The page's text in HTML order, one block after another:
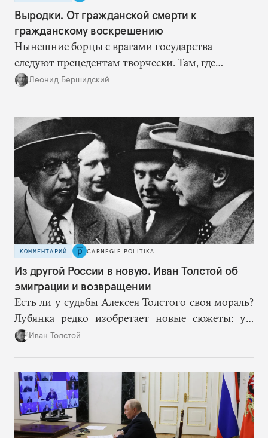
Выродки. От гражданской смерти к
гражданскому воскрешению
Нынешние борцы с врагами государства
следуют прецедентам творчески. Там, где
нацисты торопились в революционном угаре,
сериям ограничений и перекрывая вскрывшиеся
в процессе лазейки.
Леонид Бершидский
КОММЕНТАРИЙ CARNEGIE POLITIKA
Из другой России в новую. Иван Толстой об
эмиграции и возвращении
Есть ли у судьбы Алексея Толстого своя мораль?
Лубянка редко изобретает новые сюжеты: уж
больно хорошо срабатывают старые.
Иван Толстой